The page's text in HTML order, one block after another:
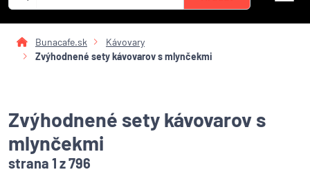
Bunacafe.sk
Kávovary
Zvýhodnené sety kávovarov s mlynčekmi
Zvýhodnené sety kávovarov s
mlynčekmi
strana 1 z 796